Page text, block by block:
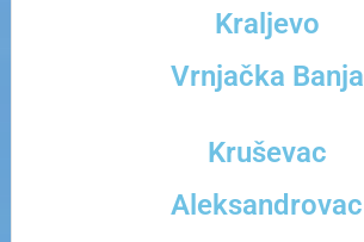
Kraljevo
Vrnjačka Banja
Kruševac
Aleksandrovac